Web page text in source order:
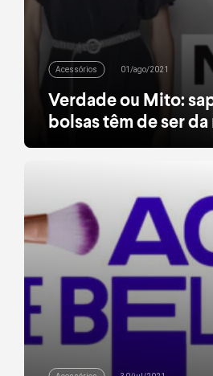
Acessórios 01/ago/2021
Verdade ou Mito:
bolsas têm de ser
Você não está sozinha: uma
não passa de mito. É claro que
acessórios da mesma cor são
sucesso, mas, com algumas
possível […]